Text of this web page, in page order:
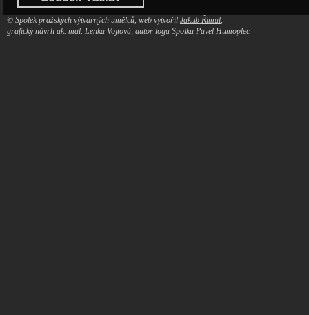
© Spolek pražských výtvarných umělců, web vytvořil Jakub Římal,
grafický návrh ak. mal. Lenka Vojtová, autor loga Spolku Pavel Humoplec